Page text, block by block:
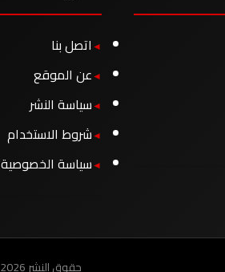
اتصل بنا
عن الموقع
سياسة النشر
شروط الاستخدام
سياسة الخصوصية
حقوق النشر 2026، جميع الحقوق محفوظة |